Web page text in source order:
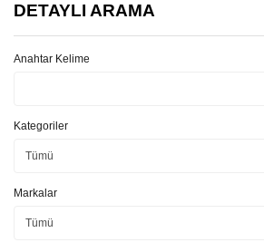
DETAYLI ARAMA
Anahtar Kelime
Kategoriler
Markalar